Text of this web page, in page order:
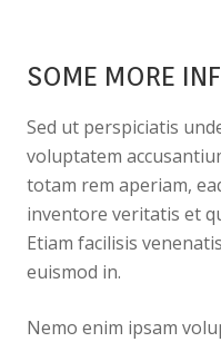
SOME MORE
Sed ut perspiciatis
voluptatem
totam rem aperiam,
inventore veritatis et
Etiam facilisis
euismod in.
Nemo enim ipsam